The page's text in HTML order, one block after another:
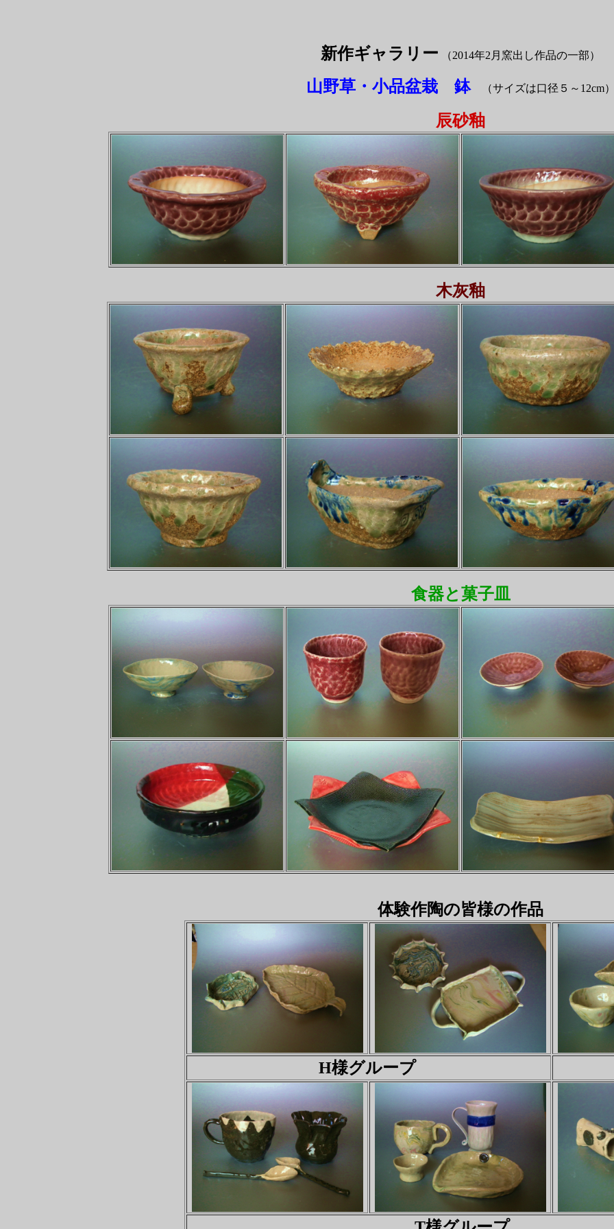
新作ギャラリー （2014年2月窯出し作品の一部）
山野草・小品盆栽 鉢（サイズは口径５～12cm
辰砂釉
木灰釉
食器と菓子皿
体験作陶の皆様の作品
H様グループ